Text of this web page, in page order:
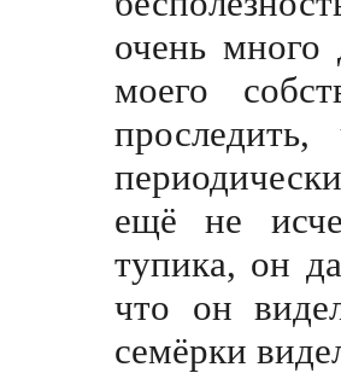
очень много
моего
ещё не
тупика, он
что он
семёрки